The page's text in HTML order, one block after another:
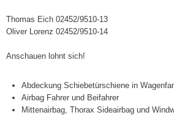
Thomas Eich 02452/9510-13
Oliver Lorenz 02452/9510-14
Anschauen lohnt sich!
Abdeckung Schiebetürschiene in
Airbag Fahrer und Beifahrer
Mittenairbag, Thorax Sideairbag und